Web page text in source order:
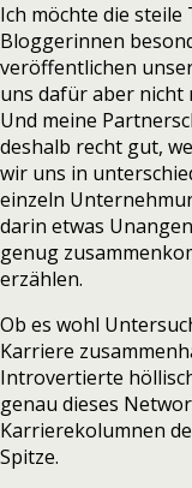
Ich möchte die steile
Bloggerinnen
veröffentlichen
uns dafür aber nicht
Und meine
deshalb recht gut,
wir uns in
einzeln
darin etwas
genug
erzählen.
Ob es wohl
Karriere
Introvertierte
genau dieses
Karrierekolumnen
Spitze.